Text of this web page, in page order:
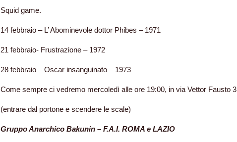
Squid game.
14 febbraio – L’ Abominevole dottor Phibes – 1971
21 febbraio- Frustrazione – 1972
28 febbraio – Oscar insanguinato – 1973
Come sempre ci vedremo mercoledì alle ore 19:00, in via Vettor Fausto 3
(entrare dal portone e scendere le scale)
Gruppo Anarchico Bakunin – F.A.I. ROMA e LAZIO